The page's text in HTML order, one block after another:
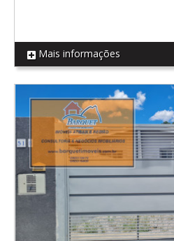
REF T02
Mais informações